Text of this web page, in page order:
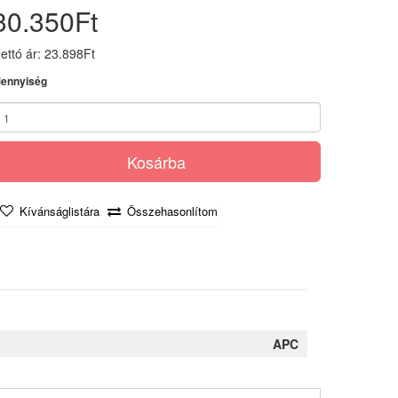
ár: 23.898Ft
Kosárba
Kívánságlistára Összehasonlítom
APC